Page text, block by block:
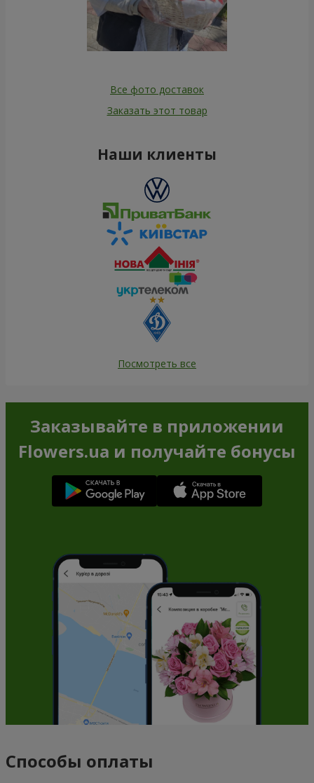
Все фото доставок
Заказать этот товар
Наши клиенты
Посмотреть все
Заказывайте в приложении
Flowers.ua и получайте бонусы
Способы оплаты